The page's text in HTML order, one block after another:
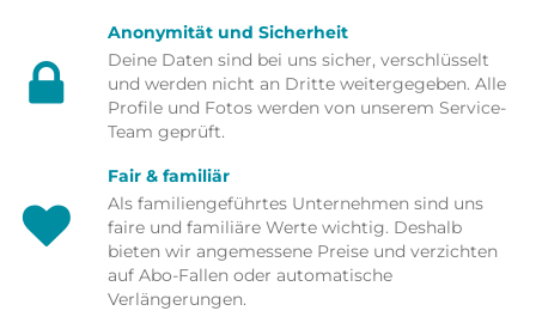
Anonymität und Sicherheit
Deine Daten sind bei uns sicher, verschlüsselt
und werden nicht an Dritte weitergegeben. Alle
Profile und Fotos werden von unserem Service-
Team geprüft.
Fair & familiär
Als familiengeführtes Unternehmen sind uns
faire und familiäre Werte wichtig. Deshalb
bieten wir angemessene Preise und verzichten
auf Abo-Fallen oder automatische
Verlängerungen.